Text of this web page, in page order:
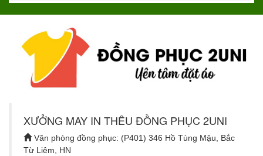
XƯỞNG MAY IN THÊU ĐỒNG PHỤC 2UNI
Văn phòng đồng phục: (P401) 346 Hồ Tùng Mậu, Bắc
Từ Liêm, HN